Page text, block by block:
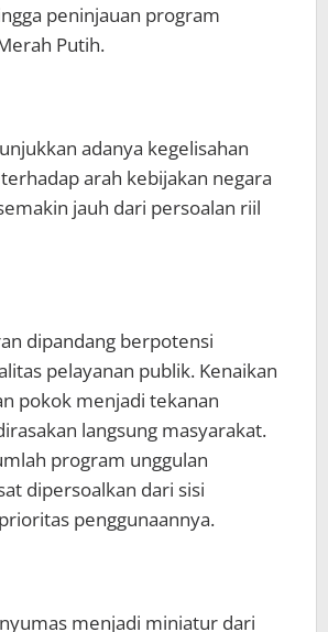
peninjauan program
Putih.
adanya kegelisahan
arah kebijakan negara
jauh dari persoalan riil
dipandang berpotensi
pelayanan publik. Kenaikan
pokok menjadi tekanan
langsung masyarakat.
program unggulan
dipersoalkan dari sisi
penggunaannya.
menjadi miniatur dari